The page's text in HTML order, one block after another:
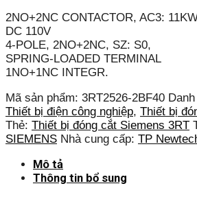
2NO+2NC CONTACTOR, AC3:
DC 110V
4-POLE, 2NO+2NC, SZ: S0,
SPRING-LOADED TERMINAL
1NO+1NC INTEGR.
Mã sản phẩm: 3RT2526-2BF40
Thiết bị điện công nghiệp, Thiết bị
Thẻ: Thiết bị đóng cắt Siemens 3RT
SIEMENS Nhà cung cấp: TP
Mô tả
Thông tin bổ sung